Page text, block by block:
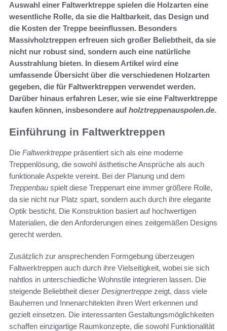
Auswahl einer Faltwerktreppe spielen die Holzarten eine
wesentliche Rolle, da sie die Haltbarkeit, das Design und
die Kosten der Treppe beeinflussen. Besonders
Massivholztreppen erfreuen sich großer Beliebtheit, da sie
nicht nur robust sind, sondern auch eine natürliche
Ausstrahlung bieten. In diesem Artikel wird eine
umfassende Übersicht über die verschiedenen Holzarten
gegeben, die für Faltwerktreppen verwendet werden.
Darüber hinaus erfahren Leser, wie sie eine Faltwerktreppe
kaufen können, insbesondere auf holztreppenauspolen.de.
Einführung in Faltwerktreppen
Die Faltwerktreppe präsentiert sich als eine moderne
Treppenlösung, die sowohl ästhetische Ansprüche als auch
funktionale Aspekte vereint. Bei der Planung und dem
Treppenbau spielt diese Treppenart eine immer größere Rolle,
da sie nicht nur Platz spart, sondern auch durch ihre elegante
Optik besticht. Die Konstruktion basiert auf hochwertigen
Materialien, die den Anforderungen eines zeitgemäßen Designs
gerecht werden.
Zusätzlich zur ansprechenden Formgebung überzeugen
Faltwerktreppen auch durch ihre Vielseitigkeit, wobei sie sich
nahtlos in unterschiedliche Wohnstile integrieren lassen. Die
steigende Beliebtheit dieser Designertreppe zeigt, dass viele
Bauherren und Innenarchitekten ihren Wert erkennen und
gezielt einsetzen. Die interessanten Gestaltungsmöglichkeiten
schaffen einzigartige Raumkonzepte, die sowohl Funktionalität